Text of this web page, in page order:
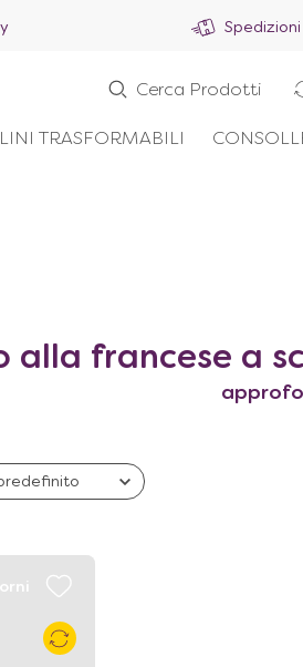
TRASFORMABILI
Cerca Prodotti
alla francese a